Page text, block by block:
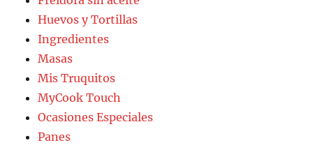
Huevos y Tortillas
Ingredientes
Masas
Mis Truquitos
MyCook Touch
Ocasiones Especiales
Panes